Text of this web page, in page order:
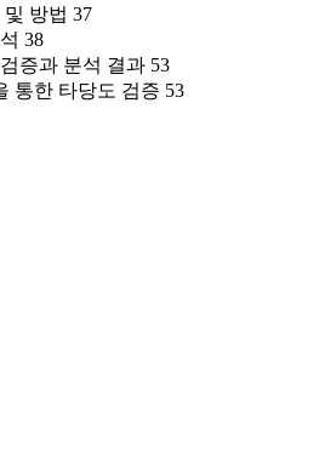
방법 37
38
증과 분석 결과 53
통한 타당도 검증 53